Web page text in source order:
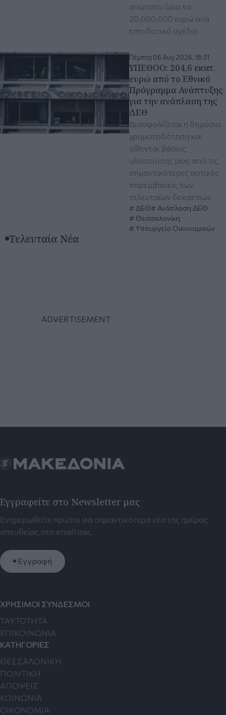
ανώτατο όριο τα
20.000.000 ευρώ ανά
επενδυτικό σχέδιο
Πέμπτη 06 Αυγ 2026, 18:31
ΥΠΕΘΟΟ: 204,6 εκατ.
ευρώ από το Εθνικό
Πρόγραμμα Ανάπτυξης
για την ανάπλαση της
ΔΕΘ
Διασφαλίζεται η δημόσια
χρηματοδότηση και
τίθενται βάσεις
υλοποίησης μιας από τις
σημαντικότερες αστικές
παρεμβάσεις των
τελευταίων δεκαετιών
ΔΕΘ
Ανάπλαση ΔΕΘ
Θεσσαλονίκη
Υπουργείο Οικονομικών
Τελευταία Νέα
Εγγραφείτε στο Newsletter μας
Ενημερωθείτε πρώτοι για σημαντικότερα νέα της ημέρας
απευθείας στο email σας.
Εγγραφή
ΧΡΗΣΙΜΟΙ ΣΥΝΔΕΣΜΟΙ
TAYTOTHTA
ΕΠΙΚΟΙΝΩΝΙΑ
ΚΑΤΗΓΟΡΙΕΣ
ΘΕΣΣΑΛΟΝΙΚΗ
ΠΟΛΙΤΙΚΗ
ΑΠΟΨΕΙΣ
ΚΟΙΝΩΝΙΑ
ΟΙΚΟΝΟΜΙΑ